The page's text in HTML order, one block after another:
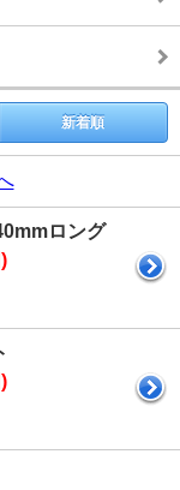
新着順
ロング